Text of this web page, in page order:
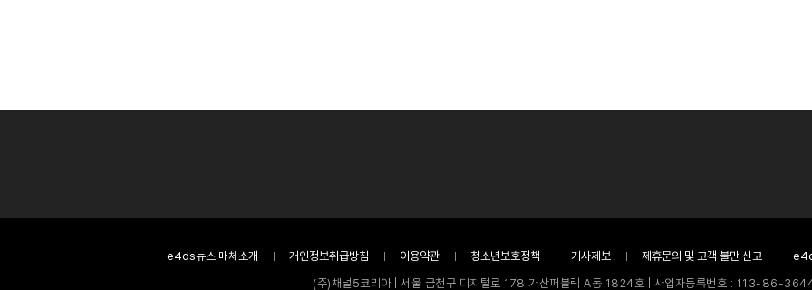
e4ds뉴스 매체소개 개인정보취급방침 이용약관 청소년보호정책 기사제보 제휴문의 및 고객 불만 신고
(주)채널5코리아 | 서울 금천구 디지털로 178 가산퍼블릭 A동 1824호 | 사업자등록번호 : 113-86-